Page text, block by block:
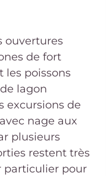
ouvertures
de fort
les poissons
lagon
excursions de
nage aux
plusieurs
restent très
particulier pour